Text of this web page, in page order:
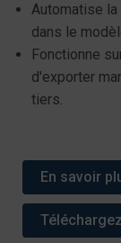
Automatise
dans le
Fonctionne
d'exporter
tiers.
En savoir